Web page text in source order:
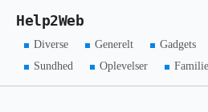
Help2Web
Diverse Generelt Gadgets
Sundhed
Oplevelser Familie